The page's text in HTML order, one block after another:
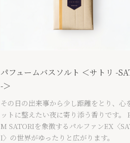
パフュームバスソルト ＜サトリ -
-＞
その日の出来事から少し距離をとり、心
ットに整えたい夜に寄り添う香りです。
M SATORIを象徴するパルファンEX〈
I〉の世界がゆったりと広がります。